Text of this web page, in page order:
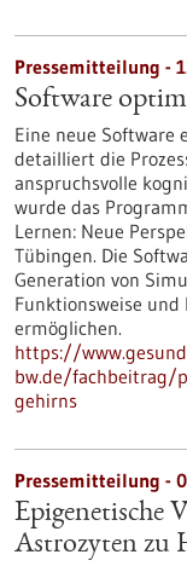
Pressemitteilung -
Software
Eine neue Software
detailliert die
anspruchsvolle
wurde das
Lernen: Neue
Tübingen. Die
Generation von
Funktionsweise
ermöglichen.
https://
bw.de/fachbeitrag/
gehirns
Pressemitteilung -
Epigenetische
Astrozyten zu